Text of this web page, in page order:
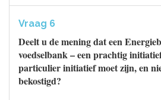
Vraag 6
Deelt u de mening dat een
voedselbank – een prachtig
particulier initiatief moet zijn, en
bekostigd?